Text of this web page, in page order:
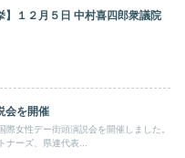
】１２月５日 中村喜四郎衆議院
会を開催
際女性デー街頭演説会を開催しました。
ナーズ、県連代表...